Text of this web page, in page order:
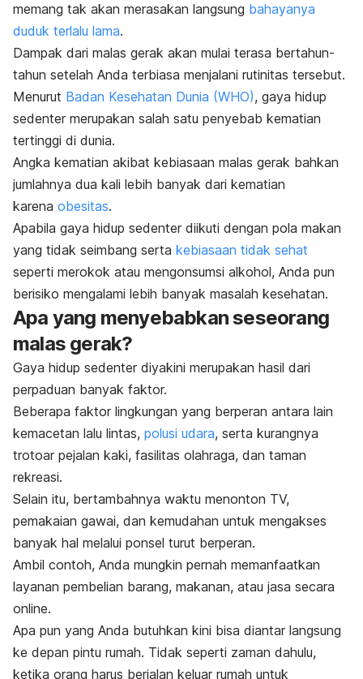
memang tak akan merasakan langsung bahayanya
duduk terlalu lama.
Dampak dari malas gerak akan mulai terasa bertahun-
tahun setelah Anda terbiasa menjalani rutinitas tersebut.
Menurut Badan Kesehatan Dunia (WHO), gaya hidup
sedenter merupakan salah satu penyebab kematian
tertinggi di dunia.
Angka kematian akibat kebiasaan malas gerak bahkan
jumlahnya dua kali lebih banyak dari kematian
karena obesitas.
Apabila gaya hidup sedenter diikuti dengan pola makan
yang tidak seimbang serta kebiasaan tidak sehat
seperti merokok atau mengonsumsi alkohol, Anda pun
berisiko mengalami lebih banyak masalah kesehatan.
Apa yang menyebabkan seseorang
malas gerak?
Gaya hidup sedenter diyakini merupakan hasil dari
perpaduan banyak faktor.
Beberapa faktor lingkungan yang berperan antara lain
kemacetan lalu lintas, polusi udara, serta kurangnya
trotoar pejalan kaki, fasilitas olahraga, dan taman
rekreasi.
Selain itu, bertambahnya waktu menonton TV,
pemakaian gawai, dan kemudahan untuk mengakses
banyak hal melalui ponsel turut berperan.
Ambil contoh, Anda mungkin pernah memanfaatkan
layanan pembelian barang, makanan, atau jasa secara
online.
Apa pun yang Anda butuhkan kini bisa diantar langsung
ke depan pintu rumah. Tidak seperti zaman dahulu,
ketika orang harus berjalan keluar rumah untuk